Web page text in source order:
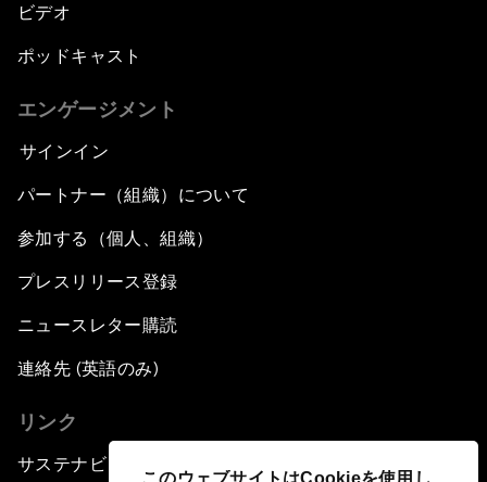
このウェブサイトはCookieを使用し
ビデオ
ポッドキャスト
エンゲージメント
サインイン
パートナー（組織）について
参加する（個人、組織）
プレスリリース登録
ニュースレター購読
連絡先 (英語のみ)
リンク
サステナビリティへの取り組み